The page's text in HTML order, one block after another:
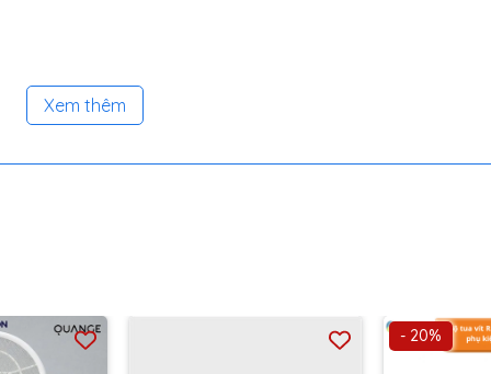
hay trong những chuyến đi phượt xa thì những
Sản phẩm là sự tích hợp của 10 công dụng trong 1 bộ dụng
Xem thêm
- 20%